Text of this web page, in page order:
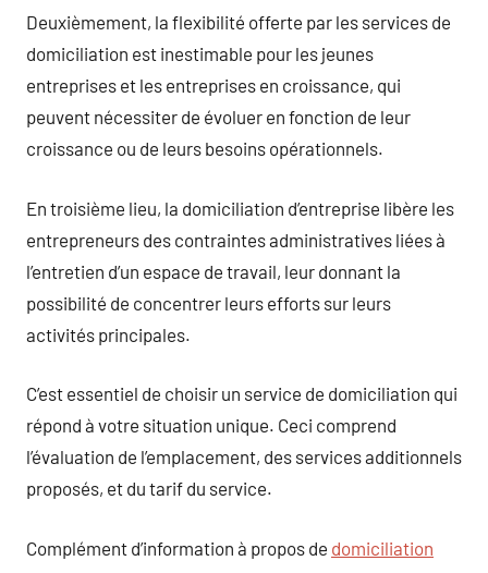
Deuxièmement, la flexibilité offerte par les services de
domiciliation est inestimable pour les jeunes
entreprises et les entreprises en croissance, qui
peuvent nécessiter de évoluer en fonction de leur
croissance ou de leurs besoins opérationnels.
En troisième lieu, la domiciliation d’entreprise libère les
entrepreneurs des contraintes administratives liées à
l’entretien d’un espace de travail, leur donnant la
possibilité de concentrer leurs efforts sur leurs
activités principales.
C’est essentiel de choisir un service de domiciliation qui
répond à votre situation unique. Ceci comprend
l’évaluation de l’emplacement, des services additionnels
proposés, et du tarif du service.
Complément d’information à propos de domiciliation